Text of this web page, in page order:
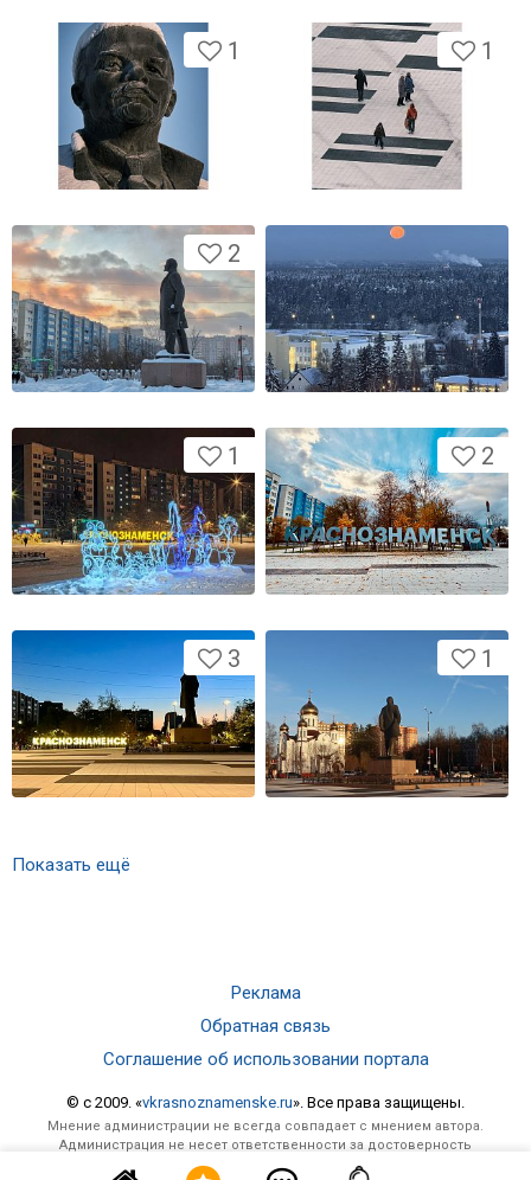
1 1
2
1 2
3 1
Показать ещё
Реклама
Обратная связь
Соглашение об использовании портала
© c 2009. «vkrasnoznamenske.ru». Все права защищены.
Мнение администрации не всегда совпадает с мнением автора.
Администрация не несет ответственности за достоверность
опубликованной информации и за отзывы, оставленные посетителями